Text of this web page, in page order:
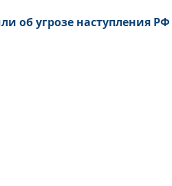
об угрозе наступления